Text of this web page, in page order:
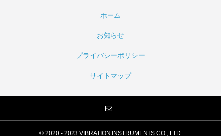
ホーム
お知らせ
プライバシーポリシー
サイトマップ
© 2020 - 2023 VIBRATION INSTRUMENTS CO., LTD.